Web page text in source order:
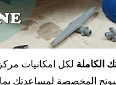
الكاملة لكل امكانيات
المخصصة لمساعدتك بما